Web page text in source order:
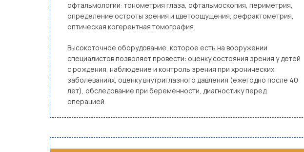
офтальмологии: тонометрия глаза, офтальмоскопия, периметрия,
определение остроты зрения и цветоощущения, рефрактометрия,
оптическая когерентная томография.
Высокоточное оборудование, которое есть на вооружении
специалистов позволяет провести: оценку состояния зрения у детей
с рождения, наблюдение и контроль зрения при хронических
заболеваниях, оценку внутриглазного давления (ежегодно после 40
лет), обследование при беременности, диагностику перед
операцией.